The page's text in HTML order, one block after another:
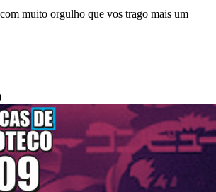
muito orgulho que vos trago mais um